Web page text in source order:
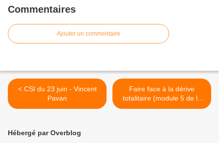
Commentaires
Ajouter un commentaire
< CSI du 23 juin - Vincent
Pavan
Faire face à la dérive
totalitaire (module 5 de la
Post-Covid Master Class) >
Hébergé par Overblog